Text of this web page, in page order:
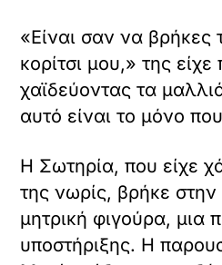
«Είναι σαν να βρήκες
κορίτσι μου,» της
χαϊδεύοντας τα
αυτό είναι το μόνο
Η Σωτηρία, που είχε
της νωρίς, βρήκε
μητρική φιγούρα, μια
υποστήριξης. Η